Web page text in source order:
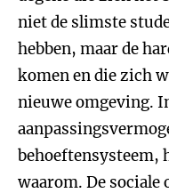
niet de slimste
hebben, maar de
komen en die zich
nieuwe omgeving.
behoeftensysteem,
waarom. De sociale